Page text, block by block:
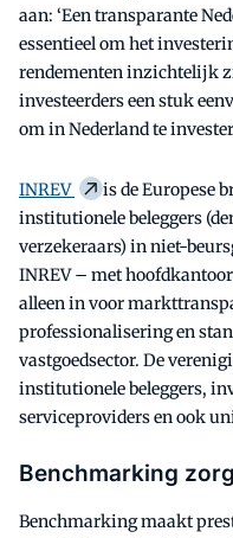
aan: ‘Een transparante
essentieel om het
rendementen inzichtelijk
investeerders een stuk
om in Nederland te
INREV
is de Europese
institutionele beleggers
verzekeraars) in niet-
INREV – met
alleen in voor
professionalisering en
vastgoedsector. De
institutionele beleggers,
serviceproviders en ook
Benchmarking
Benchmarking maakt